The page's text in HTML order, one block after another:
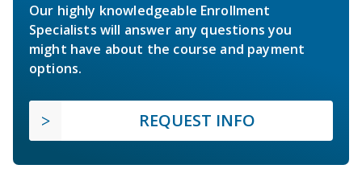
Our highly knowledgeable Enrollment
Specialists will answer any questions you
might have about the course and payment
options.
REQUEST INFO